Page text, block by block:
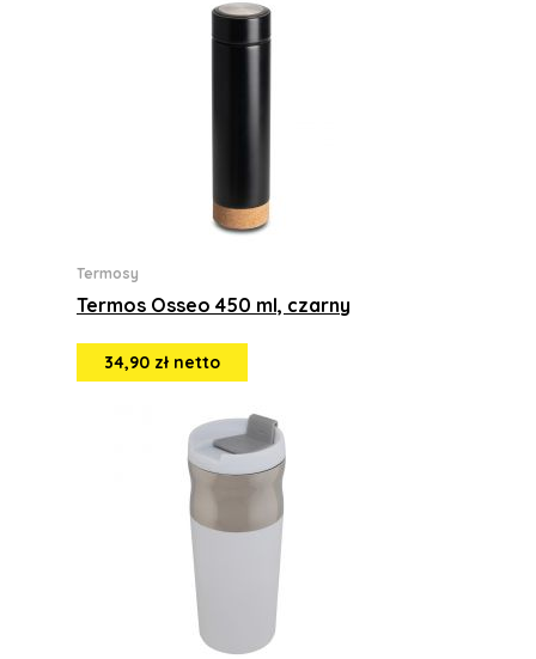
Termosy
Termos Osseo 450 ml, czarny
34,90 zł netto